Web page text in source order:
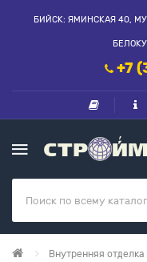
БИЙСК: ЯМИНСКАЯ 40,
+7
Внутренняя отделка